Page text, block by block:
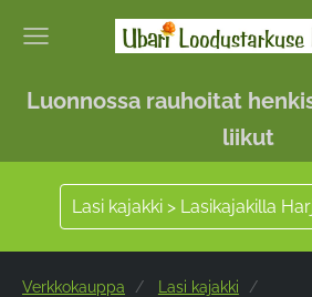
Luonnossa rauhoitat
liikut
Lasi kajakki > Lasikajakilla
Verkkokauppa
Lasi kajakki